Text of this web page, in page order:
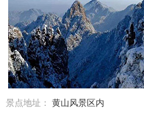
景点地址： 黄山风景区内